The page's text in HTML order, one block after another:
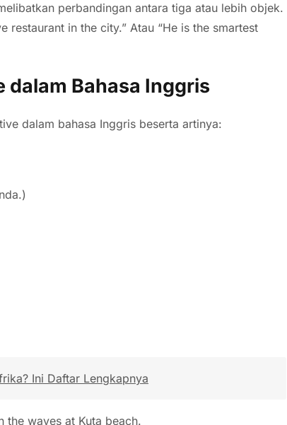
perbandingan antara tiga atau lebih objek.
restaurant in the city.” Atau “He is the smartest
Bahasa Inggris
dalam bahasa Inggris beserta artinya:
Ini Daftar Lengkapnya
the waves at Kuta beach.